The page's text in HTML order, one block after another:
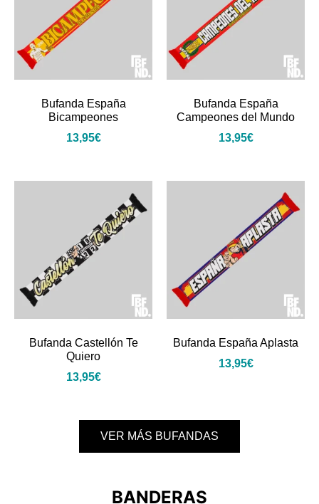
Bufanda España
Bicampeones
13,95€
Bufanda España
Campeones del Mundo
13,95€
Bufanda Castellón Te
Quiero
13,95€
Bufanda España Aplasta
13,95€
VER MÁS BUFANDAS
BANDERAS